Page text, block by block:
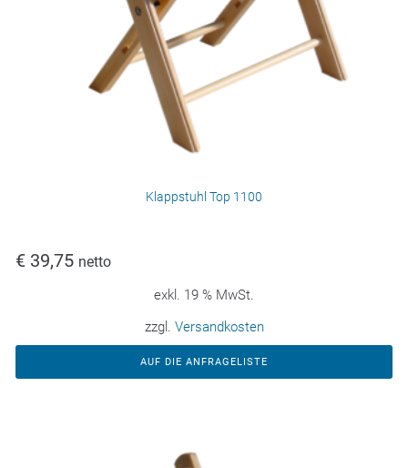
Klappstuhl Top 1100
€ 39,75 netto
exkl. 19 % MwSt.
zzgl. Versandkosten
AUF DIE ANFRAGELISTE